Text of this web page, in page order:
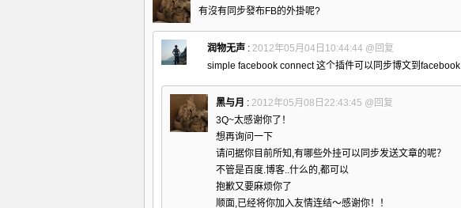
有沒有同步發布FB的外掛呢?
润物无声 : 2012年05月04日10:44:44 @回复
simple facebook connect这个插件可以同步博文到facebook
黑与月 : 2012年05月08日22:43:45 @回复
3Q~太感谢你了！
想再询问一下
请问据你目前所知,有哪些外挂可以同步发送文章的呢？
不管是百度.博客..什么的,都可以
抱歉又要麻烦你了
顺面,已经将你加入友情连结～感谢你！！